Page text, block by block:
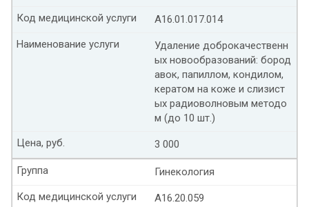
А16.01.017.014
Код медицинской услуги
Удаление доброкачественн
ых новообразований: бород
авок, папиллом, кондилом,
кератом на коже и слизист
ых радиоволновым методо
м (до 10 шт.)
Наименование услуги
3 000
Цена, руб.
Гинекология
Группа
А16.20.059
Код медицинской услуги